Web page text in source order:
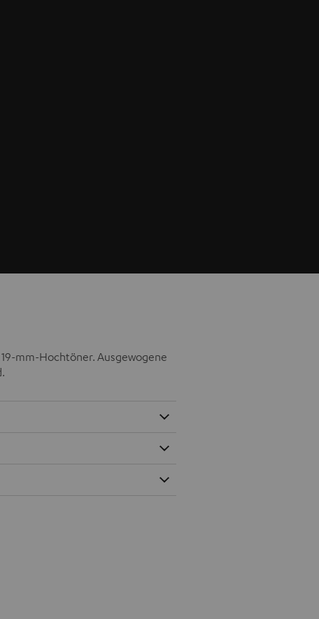
mm-Hochtöner. Ausgewogene